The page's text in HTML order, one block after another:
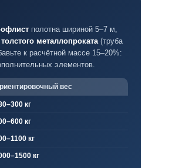
полотна шириной 5–7 м,
металлопроката(труба
к расчётной массе 15–20%:
элементов.
вес
кг
кг
кг
кг